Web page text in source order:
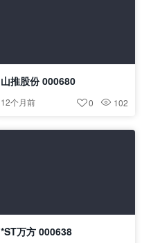
山推股份 000680
12个月前 102
0
*ST万方 000638